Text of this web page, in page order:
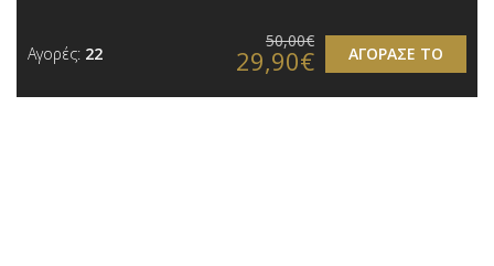
Αγορές: 22 ΑΓΟΡΑΣΕ ΤΟ
50,00€
29,90€